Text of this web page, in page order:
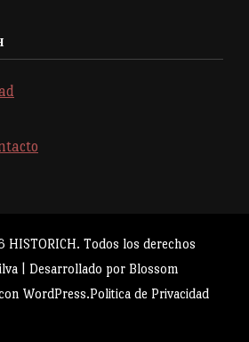
HISTORICH. Todos los derechos
| Desarrollado por Blossom
WordPress.Politica de Privacidad